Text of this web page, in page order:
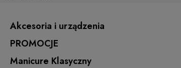
Akcesoria i urządzenia
PROMOCJE
Manicure Klasyczny